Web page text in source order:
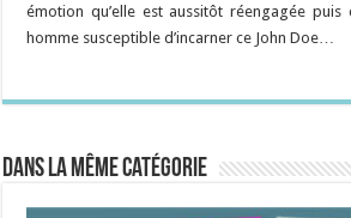
émotion qu’elle est aussitôt réengagée
homme susceptible d’incarner ce John Doe…
Dans la même catégorie